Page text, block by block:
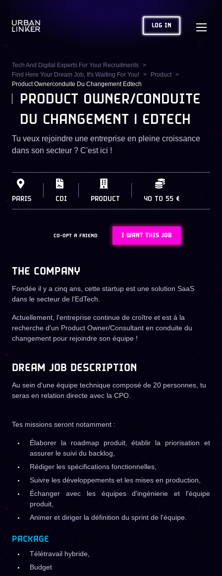
LOG IN
Tech And Digital Experts For Your Recruitments
Find Here Your Dream Job, It's Waiting For You!
Product
Product Ownerconduite Du Changement Edtech
PRODUCT OWNER/CONDUITE
DU CHANGEMENT | EDTECH
Tu veux rejoindre une entreprise en pleine croissance
dans son secteur ? C'est ici !
PARIS CDI PRODUCT 40 TO 55 €
CO-OPT A FRIEND I WANT THIS JOB
THE COMPANY
Fondée il y a cinq ans, cette startup est une solution SaaS
dans le secteur de l'EdTech.
Actuellement, l'entreprise continue de croître et est à la
recherche d'un Product Owner/Consultant en conduite du
changement pour rejoindre son équipe !
DREAM JOB DESCRIPTION
Au sein d'une équipe technique composé de 20 personnes, tu
seras en relation directe avec la CPO.
Tes missions seront notamment :
Élaborer la roadmap produit, établir la priorisation et
assurer le suivi du backlog,
Rédiger les spécifications fonctionnelles,
Suivre les développements et les mises en production,
Échanger avec les équipes d'ingénierie et l'équipe
produit,
Animer et diriger la définition du sprint de l'équipe.
PACKAGE
Télétravail hybride,
Budget